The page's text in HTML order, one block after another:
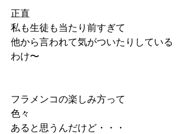
正直
私も生徒も当たり前すぎて
他から言われて気がついたりしている
わけ〜
フラメンコの楽しみ方って
色々
あると思うんだけど・・・